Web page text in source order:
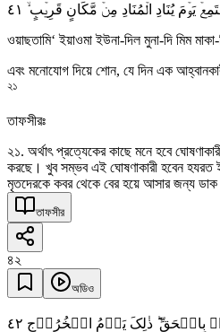
یَوۡمَ یُنَادِ الۡمُنَادِ مِنۡ مَّکَانٍ قَرِیۡبٍ
٤١
ওয়াছতামি‘ ইয়াওমা ইউনা-দিল মুনা-দি মিম মাকা-
এবং মনোযোগ দিয়ে শোন, যে দিন এক
২১
তাফসীরঃ
২১. অর্থাৎ প্রত্যেকের কাছে মনে হবে
করছে। খুব সম্ভব এই ঘোষণাকারী হবেন হযরত
মৃতদেরকে কবর থেকে বের হয়ে আসার জন্য ডাক
তাফসীর
৪২
অডিও
ذٰلِکَ یَوۡمُ الۡخُرُوۡجِ ٤٢